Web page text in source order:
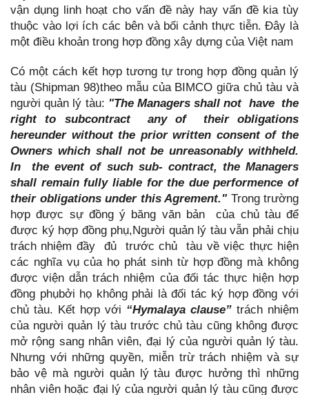
vận dụng linh hoạt cho vấn đề này hay vấn đề kia tùy
thuộc vào lợi ích các bên và bối cảnh thực tiễn. Đây là
một điều khoản trong hợp đồng xây dựng của Việt nam
Có một cách kết hợp tương tự trong hợp đồng quản lý
tàu (Shipman 98)theo mẫu của BIMCO giữa chủ tàu và
người quản lý tàu: "The Managers shall not have the
right to subcontract any of their obligations
hereunder without the prior written consent of the
Owners which shall not be unreasonably withheld.
In the event of such sub- contract, the Managers
shall remain fully liable for the due performence of
their obligations under this Agrement." Trong trường
hợp được sự đồng ý băng văn bản của chủ tàu để
được ký hợp đồng phụ,Người quản lý tàu vẫn phải chịu
trách nhiệm đầy đủ trước chủ tàu về việc thực hiện
các nghĩa vụ của họ phát sinh từ hợp đồng mà không
được viện dẫn trách nhiệm của đối tác thực hiện hợp
đồng phụbởi họ không phải là đối tác ký hợp đồng với
chủ tàu. Kết hợp với “Hymalaya clause” trách nhiệm
của người quản lý tàu trước chủ tàu cũng không được
mở rộng sang nhân viên, đại lý của người quản lý tàu.
Nhưng với những quyền, miễn trừ trách nhiệm và sự
bảo vệ mà người quản lý tàu được hưởng thì những
nhân viên hoặc đại lý của người quản lý tàu cũng được